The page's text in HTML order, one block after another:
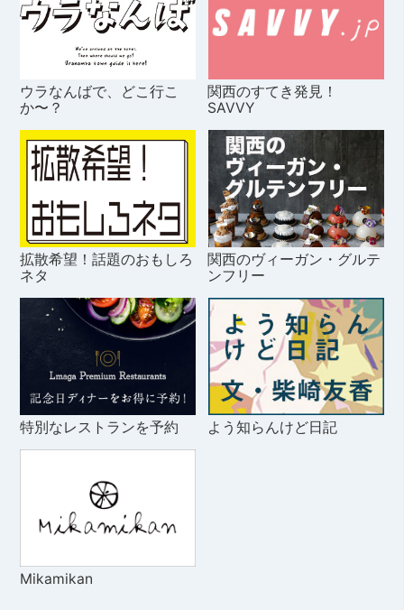
ウラなんばで、どこ行こ
か〜？
関西のすてき発見！
SAVVY
拡散希望！話題のおもしろ
ネタ
関西のヴィーガン・グルテ
ンフリー
特別なレストランを予約 よう知らんけど日記
Mikamikan